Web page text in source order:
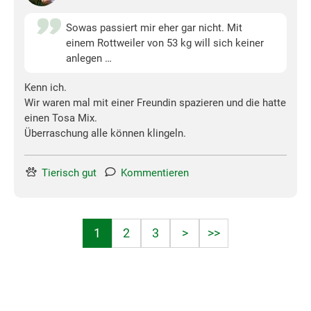
Sowas passiert mir eher gar nicht. Mit
einem Rottweiler von 53 kg will sich keiner
anlegen …
Kenn ich.
Wir waren mal mit einer Freundin spazieren und die hatte
einen Tosa Mix.
Überraschung alle können klingeln.
Tierisch gut Kommentieren
1 2 3 > >>